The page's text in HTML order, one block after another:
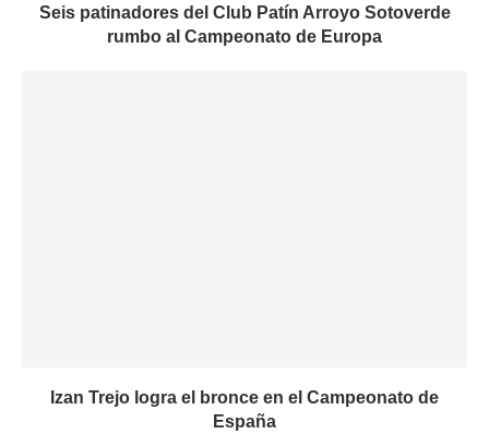
Seis patinadores del Club Patín Arroyo Sotoverde
rumbo al Campeonato de Europa
Izan Trejo logra el bronce en el Campeonato de
España